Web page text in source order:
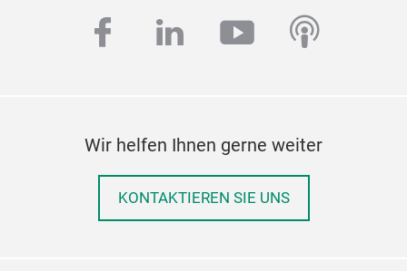
facebook
linkedinyoutube
Wir helfen Ihnen gerne weiter
KONTAKTIEREN SIE UNS